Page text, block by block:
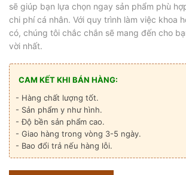
sẽ giúp bạn lựa chọn ngay sản phẩm phù
chi phí cá nhân. Với quy trình làm việc khoa
có, chúng tôi chắc chắn sẽ mang đến cho
vời nhất.
CAM KẾT KHI BÁN HÀNG:
- Hàng chất lượng tốt.
- Sản phẩm y như hình.
- Độ bền sản phẩm cao.
- Giao hàng trong vòng 3-5 ngày.
- Bao đổi trả nếu hàng lỗi.